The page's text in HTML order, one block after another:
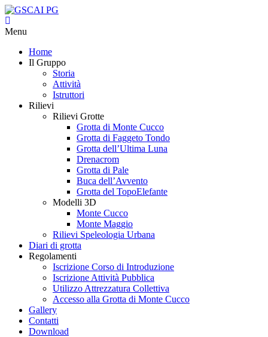
Menu
Home
Il Gruppo
Storia
Attività
Istruttori
Rilievi
Rilievi Grotte
Grotta di Monte Cucco
Grotta di Faggeto Tondo
Grotta dell’Ultima Luna
Drenacrom
Grotta di Pale
Buca dell’Avvento
Grotta del TopoElefante
Modelli 3D
Monte Cucco
Monte Maggio
Rilievi Speleologia Urbana
Diari di grotta
Regolamenti
Iscrizione Corso di Introduzione
Iscrizione Attività Pubblica
Utilizzo Attrezzatura Collettiva
Accesso alla Grotta di Monte Cucco
Gallery
Contatti
Download